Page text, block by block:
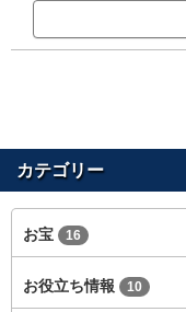
カテゴリー
お宝 16
お役立ち情報 10